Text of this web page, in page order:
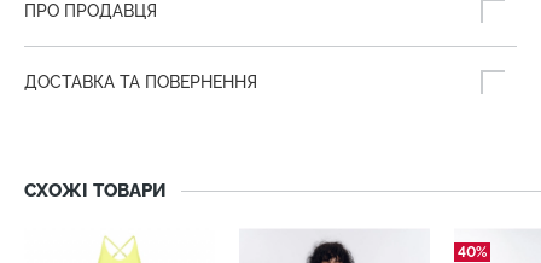
ПРО ПРОДАВЦЯ
ДОСТАВКА ТА ПОВЕРНЕННЯ
СХОЖІ ТОВАРИ
40%